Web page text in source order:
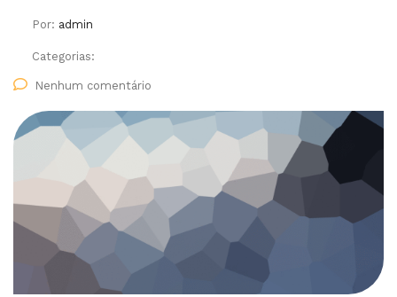
Por: admin
Categorias:
Nenhum comentário